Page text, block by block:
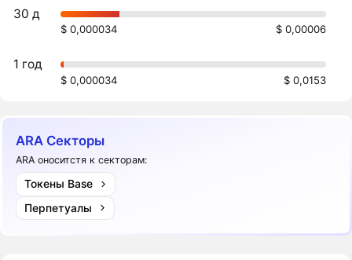
30 д
$ 0,000034 $ 0,00006
1 год
$ 0,000034 $ 0,0153
ARA Секторы
ARA оноситстя к секторам:
Токены Base
Перпетуалы